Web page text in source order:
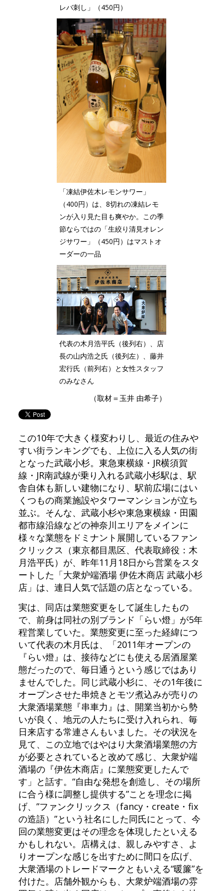
レバ刺し」（450円）
「凍結伊佐木レモンサワー」
（400円）は、8切れの凍結レモ
ンが入り見た目も爽やか。この季
節ならではの「生絞り清見オレン
ジサワー」（450円）はマストオ
ーダーの一品
代表の木月浩平氏（後列右）、店
長の山内浩之氏（後列左）、藤井
宏行氏（前列右）と女性スタッフ
のみなさん
（取材＝玉井 由希子）
この10年で大きく様変わりし、最近の住みや
すい街ランキングでも、上位に入る人気の街
となった武蔵小杉。東急東横線・JR横須賀
線・JR南武線が乗り入れる武蔵小杉駅は、駅
舎自体も新しい建物になり、駅前広場にはい
くつもの商業施設やタワーマンションが立ち
並ぶ。そんな、武蔵小杉や東急東横線・田園
都市線沿線などの神奈川エリアをメインに
様々な業態をドミナント展開しているファン
クリックス（東京都目黒区、代表取締役：木
月浩平氏）が、昨年11月18日から営業をスタ
ートした「大衆炉端酒場 伊佐木商店 武蔵小杉
店」は、連日人気で話題の店となっている。
実は、同店は業態変更をして誕生したもの
で、前身は同社の別ブランド「らい燈」が5年
程営業していた。業態変更に至った経緯につ
いて代表の木月氏は、「2011年オープンの
『らい燈』は、接待などにも使える居酒屋業
態だったので、毎日通うという感じではあり
ませんでした。同じ武蔵小杉に、その1年後に
オープンさせた串焼きとモツ煮込みが売りの
大衆酒場業態『串車力』は、開業当初から勢
いが良く、地元の人たちに受け入れられ、毎
日来店する常連さんもいました。その状況を
見て、この立地ではやはり大衆酒場業態の方
が必要とされていると改めて感じ、大衆炉端
酒場の『伊佐木商店』に業態変更したんで
す」と話す。“自由な発想を創造し、その場所
に合う様に調整し提供する”ことを理念に掲
げ、”ファンクリックス（fancy・create・fix
の造語）”という社名にした同氏にとって、今
回の業態変更はその理念を体現したといえる
かもしれない。店構えは、親しみやすさ、よ
りオープンな感じを出すために間口を広げ、
大衆酒場のトレードマークともいえる“暖簾”を
付けた。店舗外観からも、大衆炉端酒場の雰